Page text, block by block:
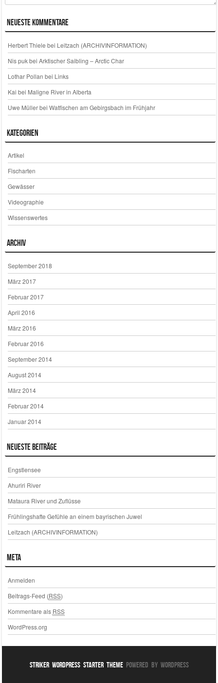
Neueste Kommentare
Herbert Thiele bei Leitzach (ARCHIVINFORMATION)
Nis pukbei Arktischer Saibling – Arctic Char
Lothar Pollan bei Links
Kai bei Maligne River in Alberta
Uwe Müllerbei Watfischen am Gebirgsbach im Frühjahr
Kategorien
Artikel
Fischarten
Gewässer
Videographie
Wissenswertes
Archiv
September 2018
März 2017
Februar 2017
April 2016
März 2016
Februar 2016
September 2014
August 2014
März 2014
Februar 2014
Januar 2014
Neueste Beiträge
Engstlensee
Ahuriri River
Mataura River und Zuflüsse
Frühlingshafte Gefühle an einem bayrischen Juwel
Leitzach (ARCHIVINFORMATION)
Meta
Anmelden
Beitrags-Feed (RSS)
Kommentare als RSS
WordPress.org
Striker WordPress Starter ThemePowered By WordPress